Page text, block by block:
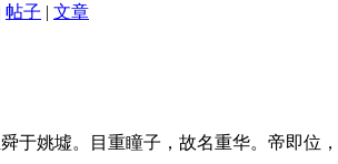
帖子 | 文章
于姚墟。目重瞳子，故名重华。帝即位